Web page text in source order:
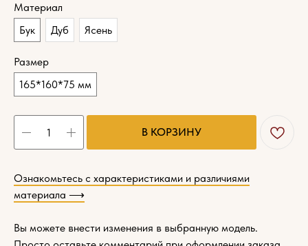
Материал
Бук
Дуб Ясень
Размер
165*160*75 мм
В КОРЗИНУ
Ознакомьтесь с характеристиками и различиями
материала ⟶
Вы можете внести изменения в выбранную модель.